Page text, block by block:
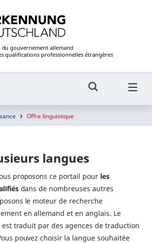
gouvernement allemand
qualifications professionnelles étrangères
Offre linguistique
langues
proposons ce portail pour les
dans de nombreuses autres
le moteur de recherche
en allemand et en anglais. Le
traduit par des agences de traduction
pouvez choisir la langue souhaitée